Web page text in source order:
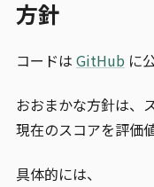
方針
コードは GitHubに
おおまかな方針は、
現在のスコアを評価
具体的には、